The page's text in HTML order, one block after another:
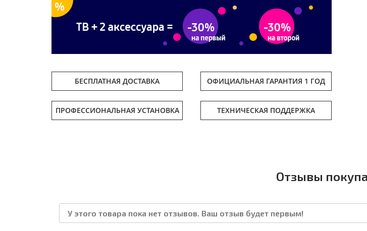
БЕСПЛАТНАЯ ДОСТАВКА ОФИЦИАЛЬНАЯ ГАРАНТИЯ 1 ГОД
ТЕХНИЧЕСКАЯ ПОДДЕРЖКА
ПРОФЕССИОНАЛЬНАЯ УСТАНОВКА
Отзывы
У этого товара пока нет отзывов. Ваш отзыв будет первым!